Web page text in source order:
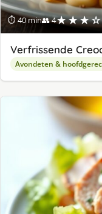
⏱ 40 min👥 4
Verfrissende
Avondeten &